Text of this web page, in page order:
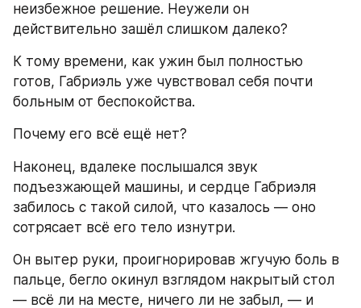
неизбежное решение. Неужели он
действительно зашёл слишком далеко?
К тому времени, как ужин был полностью
готов, Габриэль уже чувствовал себя почти
больным от беспокойства.
Почему его всё ещё нет?
Наконец, вдалеке послышался звук
подъезжающей машины, и сердце Габриэля
забилось с такой силой, что казалось — оно
сотрясает всё его тело изнутри.
Он вытер руки, проигнорировав жгучую боль в
пальце, бегло окинул взглядом накрытый стол
— всё ли на месте, ничего ли не забыл, — и